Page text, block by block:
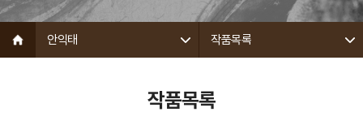
안익태 작품목록
작품목록